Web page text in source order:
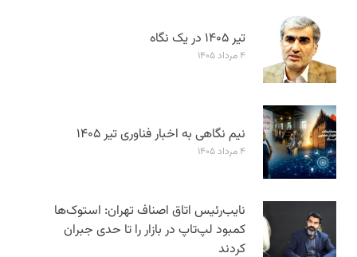
تیر ۱۴۰۵ در یک نگاه
۴ مرداد ۱۴۰۵
نیم نگاهی به اخبار فناوری تیر ۱۴۰۵
۴ مرداد ۱۴۰۵
نایب‌رئیس اتاق اصناف تهران: استوک‌ها
کمبود لپ‌تاپ در بازار را تا حدی جبران
کردند